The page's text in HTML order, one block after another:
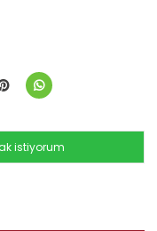
istiyorum